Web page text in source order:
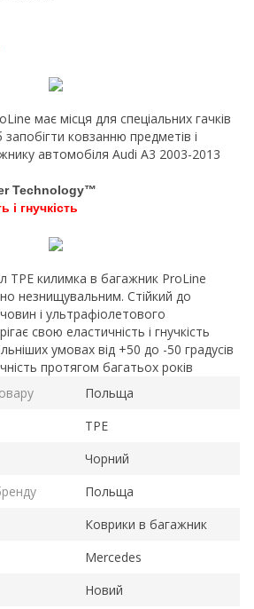
має місця для спеціальних гачків
ковзанню предметів і
автомобіля Audi A3 2003-2013
Technology™
і гнучкість
TPE килимка в багажник ProLine
незнищувальним. Стійкий до
і ультрафіолетового
свою еластичність і гнучкість
умовах від +50 до -50 градусів
протягом багатьох років
Польща
TPE
Чорний
Польща
Коврики в багажник
Mercedes
Новий